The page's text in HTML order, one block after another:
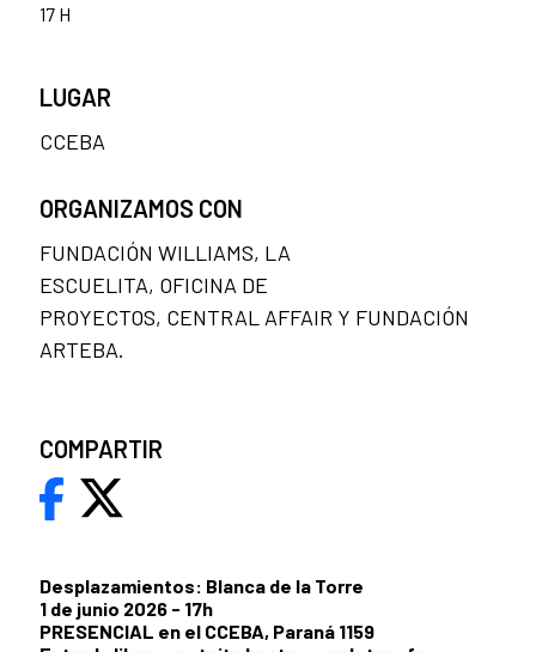
Desplazamientos: Blanca de la Torre
1 de junio 2026 - 17h
PRESENCIAL en el CCEBA, Paraná 1159
17 H
LUGAR
CCEBA
ORGANIZAMOS CON
FUNDACIÓN WILLIAMS, LA
ESCUELITA, OFICINA DE
PROYECTOS, CENTRAL AFFAIR Y FUNDACIÓN
ARTEBA.
COMPARTIR